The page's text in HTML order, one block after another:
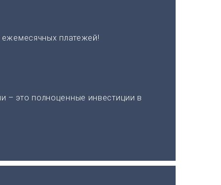
ежемесячных платежей!
– это полноценные инвестиции в